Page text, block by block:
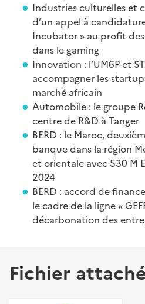
Industries culturelles et
d’un appel à
Incubator » au profit
dans le gaming
Innovation : l’UM6P et
accompagner les
marché africain
Automobile : le groupe
centre de R&D à Tanger
BERD : le Maroc,
banque dans la région
et orientale avec 530 M
2024
BERD : accord de
le cadre de la ligne «
décarbonation des
Fichier attaché